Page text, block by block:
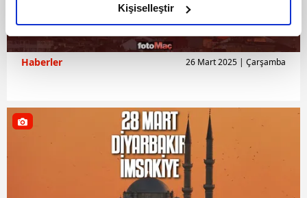
olduğunu ve sizlere en iyi içerikleri sunabilmek adına
elimizden gelen çabayı gösterdiğimizi ve bu noktada,
reklamların maliyetlerimizi karşılamak noktasında tek gelir
kalemimiz olduğunu sizlere hatırlatmak isteriz.
takdirde, kullanıcılara hedefli reklamlar
gösterilmeyecektir."
Sizlere daha iyi bir hizmet sunabilmek için İnternet
Sitemizde kendimize ve üçüncü kişilere ait çerezler
kullanılmaktadır. Bu çerezler vasıtasıyla çeşitli kişisel
Kişiselleştir
Haberler 26 Mart 2025 | Çarşamba